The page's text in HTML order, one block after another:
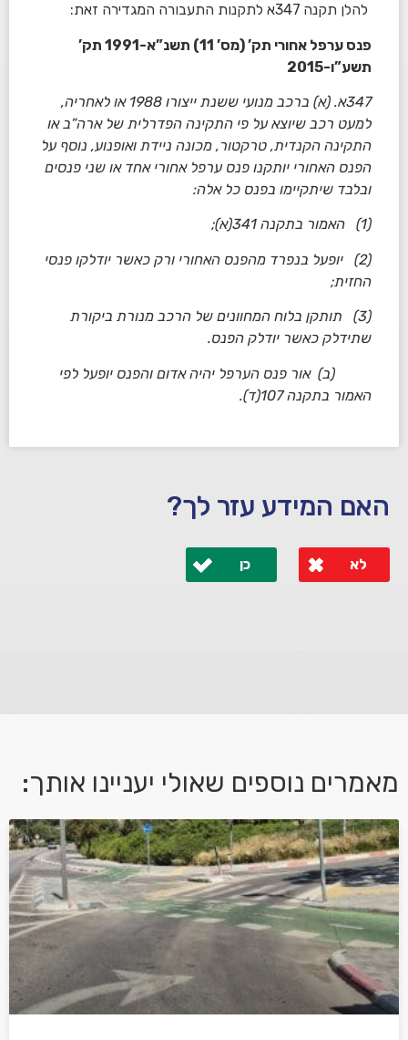
להלן תקנה 347א לתקנות התעבורה המגדירה זאת:
פנס ערפל אחורי תק’ (מס’ 11) תשנ”א-1991 תק’
תשע”ו-2015
347
א. (א) ברכב מנועי ששנת ייצורו 1988 או לאחריה,
למעט רכב שיוצא על פי התקינה הפדרלית של ארה”ב או
התקינה הקנדית, טרקטור, מכונה ניידת ואופנוע, נוסף על
הפנס האחורי יותקנו פנס ערפל אחורי אחד או שני פנסים
ובלבד שיתקיימו בפנס כל אלה:
(1) האמור בתקנה 341(א);
(2) יופעל בנפרד מהפנס האחורי ורק כאשר יודלקו פנסי
החזית;
(3) תותקן בלוח המחוונים של הרכב מנורת ביקורת
שתידלק כאשר יודלק הפנס.
(ב) אור פנס הערפל יהיה אדום והפנס יופעל לפי
האמור בתקנה 107(ד).
האם המידע עזר לך?
לא כן
אני מאשר/ת קבלת דיוור במייל ושימוש בפרטים בהתאם
למדיניות הפרטיות
מאמרים נוספים שאולי יעניינו אותך: